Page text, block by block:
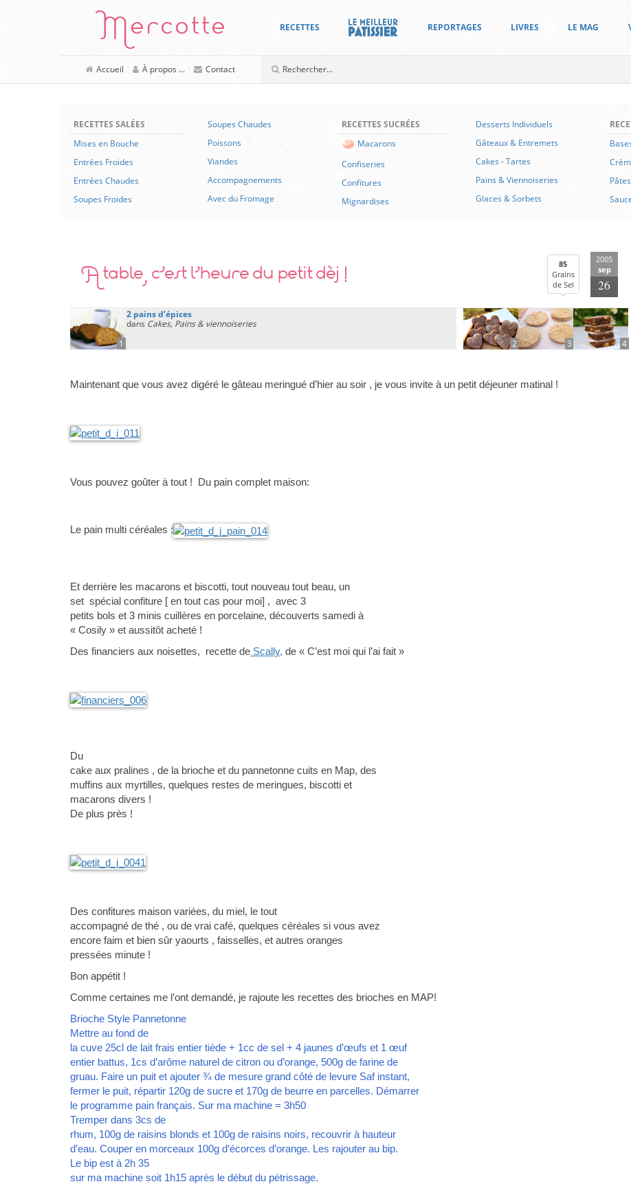
Mercotte RECETTES REPORTAGES LIVRES LE MAG
Accueil | À propos ... | Contact
RECETTES SALÉES
Mises en Bouche
Entrées Froides
Entrées Chaudes
Soupes Froides
Soupes Chaudes
Poissons
Viandes
Accompagnements
Avec du Fromage
RECETTES SUCRÉES
Macarons
Confiseries
Confitures
Mignardises
Desserts Individuels
Gâteaux & Entremets
Cakes -Tartes
Pains & Viennoiseries
Glaces & Sorbets
A table, c’est l’heure du petit dèj !
85
Grains
de Sel
2005
sep
26
1
2 pains d’épices
dans Cakes, Pains & viennoiseries
2
3 4
Maintenant que vous avez digéré le gâteau meringué d’hier au soir , je vous invite à un petit déjeuner matinal !
Vous pouvez goûter à tout ! Du pain complet maison:
Le pain multi céréales :
Et derrière les macarons et biscotti, tout nouveau tout beau, un
set spécial confiture [ en tout cas pour moi] , avec 3
petits bols et 3 minis cuillères en porcelaine, découverts samedi à
« Cosily » et aussitôt acheté !
Des financiers aux noisettes, recette de Scally, de « C’est moi qui l’ai fait »
Du
cake aux pralines , de la brioche et du pannetonne cuits en Map, des
muffins aux myrtilles, quelques restes de meringues, biscotti et
macarons divers !
De plus près !
Des confitures maison variées, du miel, le tout
accompagné de thé , ou de vrai café, quelques céréales si vous avez
encore faim et bien sûr yaourts , faisselles, et autres oranges
pressées minute !
Bon appétit !
Comme certaines me l’ont demandé, je rajoute les recettes des brioches en MAP!
Brioche Style Pannetonne
Mettre au fond de
la cuve 25cl de lait frais entier tiède + 1cc de sel + 4 jaunes d’œufs et 1 œuf
entier battus, 1cs d’arôme naturel de citron ou d’orange, 500g de farine de
gruau. Faire un puit et ajouter ¾ de mesure grand côté de levure Saf instant,
fermer le puit, répartir 120g de sucre et 170g de beurre en parcelles. Démarrer
le programme pain français. Sur ma machine = 3h50
Tremper dans 3cs de
rhum, 100g de raisins blonds et 100g de raisins noirs, recouvrir à hauteur
d’eau. Couper en morceaux 100g d’écorces d’orange. Les rajouter au bip.
Le bip est à 2h 35
sur ma machine soit 1h15 après le début du pétrissage.